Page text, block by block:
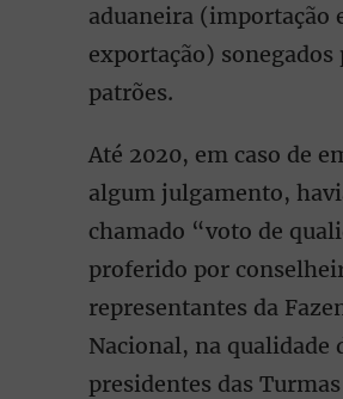
aduaneira (importação
exportação) sonegados
patrões.
Até 2020, em caso de
algum julgamento,
chamado “voto de
proferido por
representantes da
Nacional, na qualidade
presidentes das Turmas